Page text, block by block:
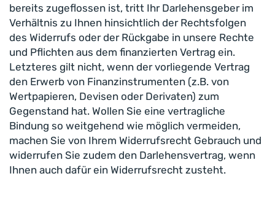
bereits zugeflossen ist, tritt Ihr Darlehensgeber im
Verhältnis zu Ihnen hinsichtlich der Rechtsfolgen
des Widerrufs oder der Rückgabe in unsere Rechte
und Pflichten aus dem finanzierten Vertrag ein.
Letzteres gilt nicht, wenn der vorliegende Vertrag
den Erwerb von Finanzinstrumenten (z.B. von
Wertpapieren, Devisen oder Derivaten) zum
Gegenstand hat. Wollen Sie eine vertragliche
Bindung so weitgehend wie möglich vermeiden,
machen Sie von Ihrem Widerrufsrecht Gebrauch und
widerrufen Sie zudem den Darlehensvertrag, wenn
Ihnen auch dafür ein Widerrufsrecht zusteht.